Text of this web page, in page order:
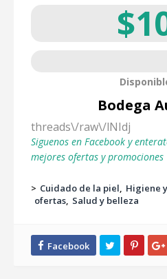
Bodega
threads\/raw\/lNIdj
Siguenos en Facebook y
mejores ofertas y promociones
> Cuidado de la piel
Higiene
ofertas Salud y belleza